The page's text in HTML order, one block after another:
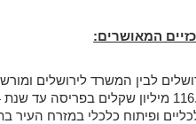
המאושרים:
לבין המשרד לירושלים
ופיתוח כלכלי במזרח העיר